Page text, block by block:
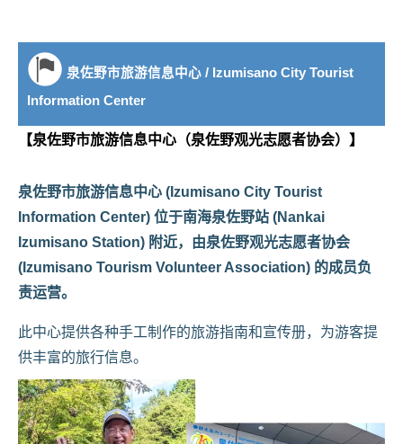
泉佐野市旅游信息中心 / Izumisano City Tourist
Information Center
【泉佐野市旅游信息中心（泉佐野观光志愿者协会）】
泉佐野市旅游信息中心 (Izumisano City Tourist
Information Center) 位于南海泉佐野站 (Nankai
Izumisano Station) 附近，由泉佐野观光志愿者协会
(Izumisano Tourism Volunteer Association) 的成员负
责运营。
此中心提供各种手工制作的旅游指南和宣传册，为游客提
供丰富的旅行信息。